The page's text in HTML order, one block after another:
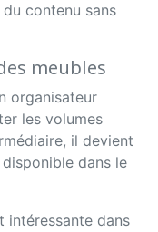
contenu sans
meubles
organisateur
les volumes
il devient
dans le
intéressante dans